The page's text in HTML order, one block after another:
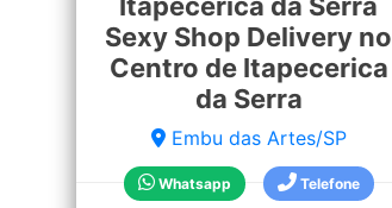
Sexy Shop Delivery no
Centro de Itapecerica
da Serra
Embu das Artes/SP
Whatsapp Telefone